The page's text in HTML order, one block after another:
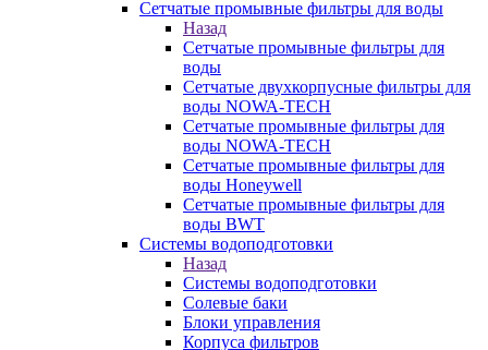
Сетчатые промывные фильтры для воды
Назад
Сетчатые промывные фильтры для
воды
Сетчатые двухкорпусные фильтры для
воды NOWA-TECH
Сетчатые промывные фильтры для
воды NOWA-TECH
Сетчатые промывные фильтры для
воды Honeywell
Сетчатые промывные фильтры для
воды BWT
Системы водоподготовки
Назад
Системы водоподготовки
Солевые баки
Блоки управления
Корпуса фильтров